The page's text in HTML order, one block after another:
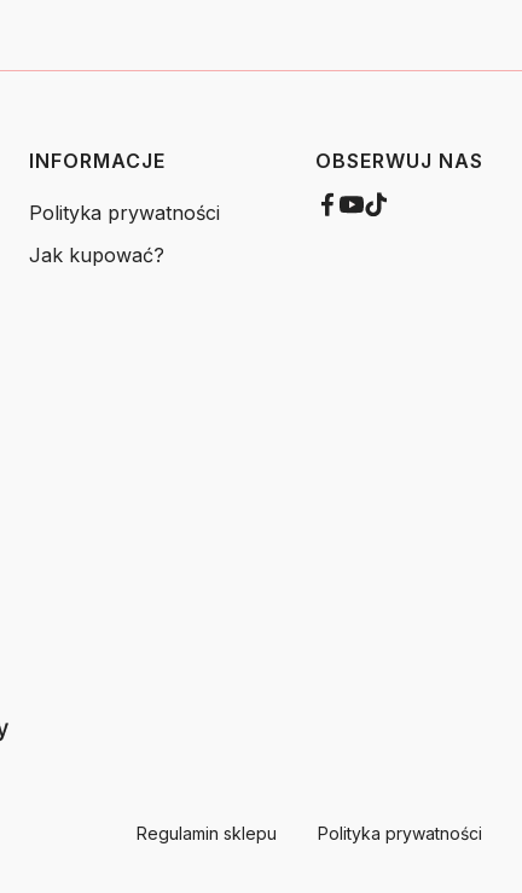
INFORMACJE
Polityka prywatności
Jak kupować?
OBSERWUJ NAS
Regulamin sklepu Polityka prywatności